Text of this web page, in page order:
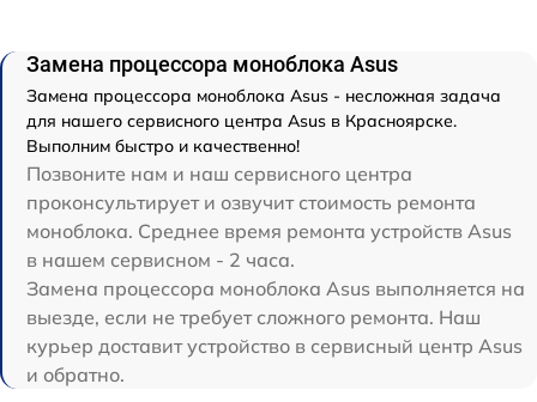
Замена процессора моноблока Asus
Замена процессора моноблока Asus - несложная задача
для нашего сервисного центра Asus в Красноярске.
Выполним быстро и качественно!
Позвоните нам и наш сервисного центра
проконсультирует и озвучит стоимость ремонта
моноблока. Среднее время ремонта устройств Asus
в нашем сервисном - 2 часа.
Замена процессора моноблока Asus выполняется на
выезде, если не требует сложного ремонта. Наш
курьер доставит устройство в сервисный центр Asus
и обратно.